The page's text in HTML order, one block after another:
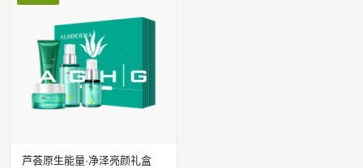
芦荟原生能量·净泽亮颜礼盒